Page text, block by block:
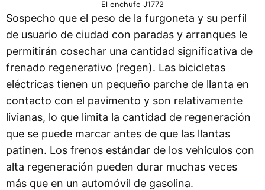
El enchufe J1772
Sospecho que el peso de la furgoneta y su perfil
de usuario de ciudad con paradas y arranques le
permitirán cosechar una cantidad significativa de
frenado regenerativo (regen). Las bicicletas
eléctricas tienen un pequeño parche de llanta en
contacto con el pavimento y son relativamente
livianas, lo que limita la cantidad de regeneración
que se puede marcar antes de que las llantas
patinen. Los frenos estándar de los vehículos con
alta regeneración pueden durar muchas veces
más que en un automóvil de gasolina.